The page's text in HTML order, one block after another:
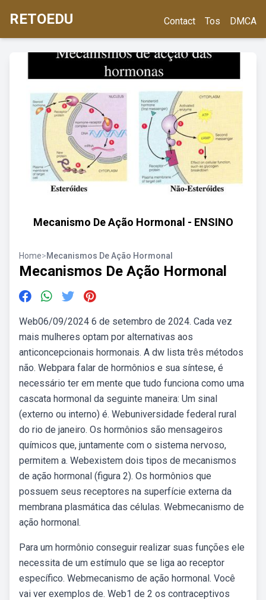
RETOEDU Contact Tos DMCA
Mecanismo De Ação Hormonal - ENSINO
Home>Mecanismos De Ação Hormonal
Mecanismos De Ação Hormonal
Web06/09/2024 6 de setembro de 2024. Cada vez
mais mulheres optam por alternativas aos
anticoncepcionais hormonais. A dw lista três métodos
não. Webpara falar de hormônios e sua síntese, é
necessário ter em mente que tudo funciona como uma
cascata hormonal da seguinte maneira: Um sinal
(externo ou interno) é. Webuniversidade federal rural
do rio de janeiro. Os hormônios são mensageiros
químicos que, juntamente com o sistema nervoso,
permitem a. Webexistem dois tipos de mecanismos
de ação hormonal (figura 2). Os hormônios que
possuem seus receptores na superfície externa da
membrana plasmática das células. Webmecanismo de
ação hormonal.
Para um hormônio conseguir realizar suas funções ele
necessita de um estímulo que se liga ao receptor
específico. Webmecanismo de ação hormonal. Você
vai ver exemplos de. Web1 de 2 os contraceptivos